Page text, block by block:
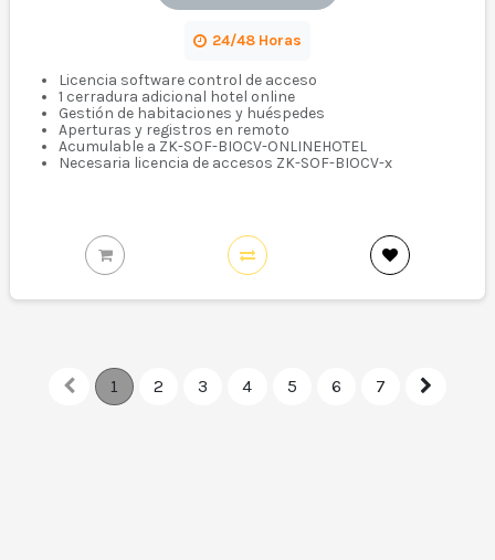
24/48 Horas
Licencia software control de acceso
1 cerradura adicional hotel online
Gestión de habitaciones y huéspedes
Aperturas y registros en remoto
Acumulable a ZK-SOF-BIOCV-ONLINEHOTEL
Necesaria licencia de accesos ZK-SOF-BIOCV-x
1 2 3 4 5 6 7